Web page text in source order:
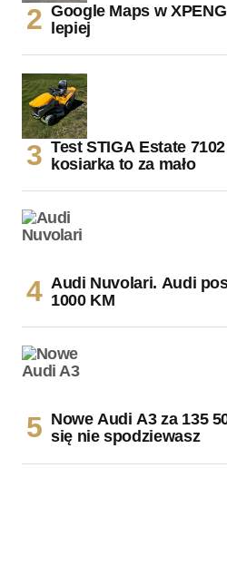
Google Maps w
lepiej
Test STIGA Estate
kosiarka to za mało
Audi Nuvolari. Audi
1000 KM
Nowe Audi A3 za 135
się nie spodziewasz